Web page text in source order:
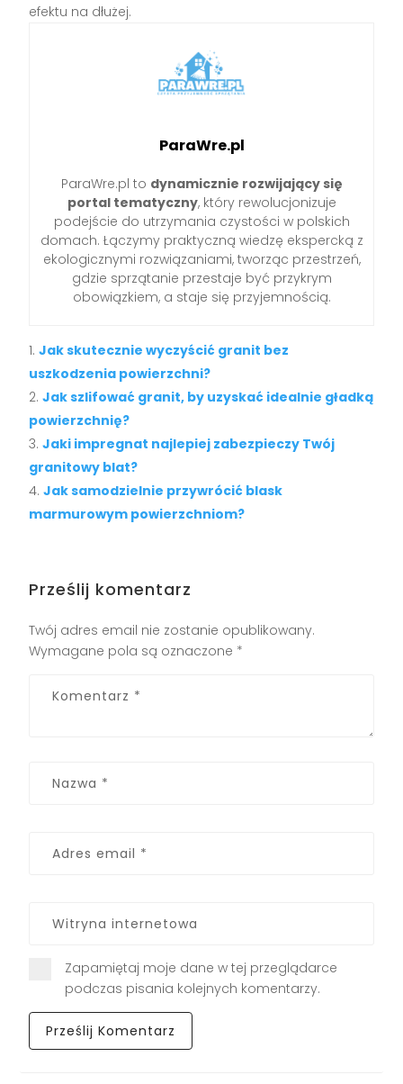
efektu na dłużej.
ParaWre.pl
ParaWre.pl to dynamicznie rozwijający się
portal tematyczny, który rewolucjonizuje
podejście do utrzymania czystości w polskich
domach. Łączymy praktyczną wiedzę ekspercką z
ekologicznymi rozwiązaniami, tworząc przestrzeń,
gdzie sprzątanie przestaje być przykrym
obowiązkiem, a staje się przyjemnością.
Jak skutecznie wyczyścić granit bez
uszkodzenia powierzchni?
Jak szlifować granit, by uzyskać idealnie gładką
powierzchnię?
Jaki impregnat najlepiej zabezpieczy Twój
granitowy blat?
Jak samodzielnie przywrócić blask
marmurowym powierzchniom?
Prześlij komentarz
Twój adres email nie zostanie opublikowany.
Wymagane pola są oznaczone *
Zapamiętaj moje dane w tej przeglądarce
podczas pisania kolejnych komentarzy.